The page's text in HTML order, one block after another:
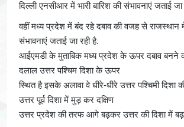
दिल्ली एनसीआर में भारी बारिश की संभावनाएं जताई जा
वहीं मध्य प्रदेश में बंद रहे दबाव की वजह से राजस्थान में
संभावनाएं जताई जा रही है.
आईएमडी के मुताबिक मध्य प्रदेश के ऊपर दबाव बनने
दलाल उत्तर पश्चिम दिशा के ऊपर
स्थित है इसके अलावा वे धीरे-धीरे उत्तर पश्चिमी
उत्तर पूर्व दिशा में मुड़ कर दक्षिण
उत्तर प्रदेश की तरफ आगे बढ़कर उत्तर की दिशा में बढ़